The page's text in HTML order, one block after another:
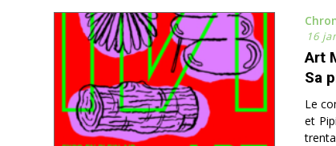
16
Art
Sa
Le
et